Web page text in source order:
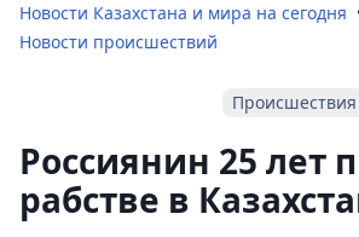
Новости Казахстана и мира на сегодня
Новости происшествий
Происшествия
Россиянин 25 лет
рабстве в